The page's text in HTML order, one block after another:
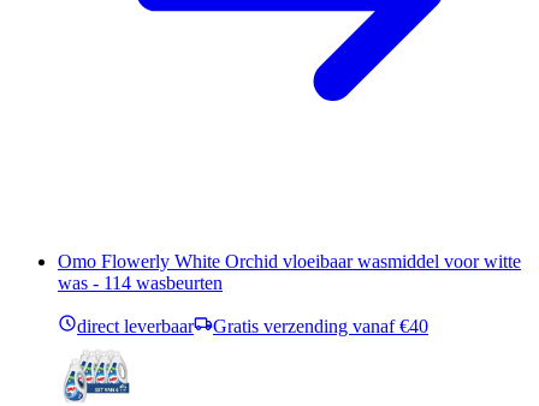
Omo Flowerly White Orchid vloeibaar wasmiddel voor witte
was - 114 wasbeurten
direct leverbaar Gratis verzending vanaf €40